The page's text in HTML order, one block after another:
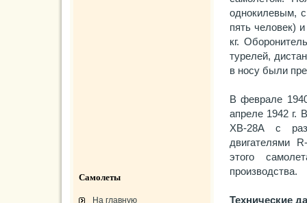
однокилевым,
пять человек)
кг.
турелей,
в носу были
В феврале
апреле 1942 г.
ХВ-28А с
двигателями
этого
производства.
Технические
Самолеты
На главную